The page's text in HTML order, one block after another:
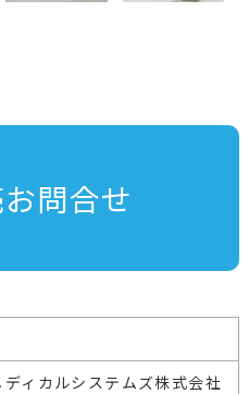
問合せ
ィカルシステムズ株式会社